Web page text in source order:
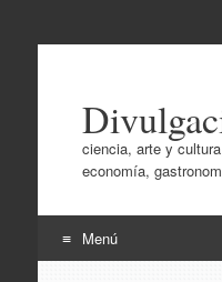
ciencia, arte y
economía,
Menú